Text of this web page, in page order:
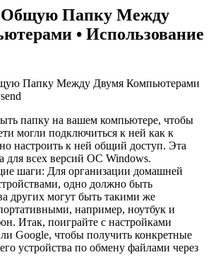
Общую Папку Между
• Использование
Папку Между Двумя Компьютерами
папку на вашем компьютере, чтобы
могли подключиться к ней как к
настроить к ней общий доступ. Эта
для всех версий ОС Windows.
шаги: Для организации домашней
одно должно быть
других могут быть такими же
например, ноутбук и
Итак, поиграйте с настройками
Google, чтобы получить конкретные
устройства по обмену файлами через